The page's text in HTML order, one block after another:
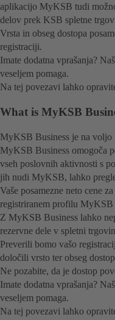
aplikacijo MyKSB tudi
delov prek KSB spletne
Vrsta in obseg dostopa
registraciji.
Imate dodatna vprašanja?
veseljem pomaga.
Na tej povezavi lahko
What is MyKSB
MyKSB Business je na
MyKSB Business omogoča
vseh poslovnih aktivnosti s
jih nudi MyKSB, lahko
Vaše posamezne neto cene
registriranem profilu MyKSB
Z MyKSB Business lahko
rezervne dele v spletni
Preverili bomo vašo
določili vrsto ter obseg
Ne pozabite, da je dostop
Imate dodatna vprašanja?
veseljem pomaga.
Na tej povezavi lahko